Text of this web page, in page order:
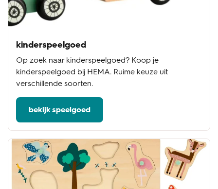
kinderspeelgoed
Op zoek naar kinderspeelgoed? Koop je
kinderspeelgoed bij HEMA. Ruime keuze uit
verschillende soorten.
bekijk speelgoed